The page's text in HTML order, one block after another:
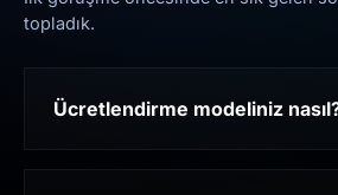
topladık.
Ücretlendirme modeliniz